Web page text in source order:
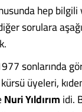
hep bilgili
sorulara
sonlarında
üyeleri,
Nuri Yıldırımidi.